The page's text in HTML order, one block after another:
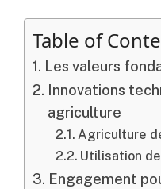
Table of
Les valeurs
Innovations
agriculture
Agriculture
Utilisation
Engagement